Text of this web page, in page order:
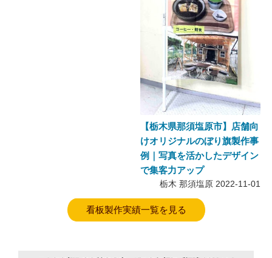
【栃木県那須塩原市】店舗向
けオリジナルのぼり旗製作事
例｜写真を活かしたデザイン
で集客力アップ
栃木 那須塩原 2022-11-01
看板製作実績一覧を見る